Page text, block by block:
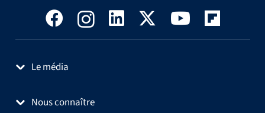
Le média
Nous connaître